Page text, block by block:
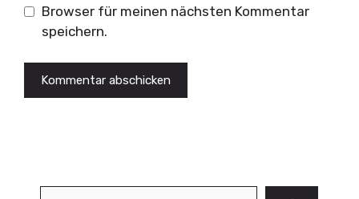
Browser für meinen nächsten Kommentar
speichern.